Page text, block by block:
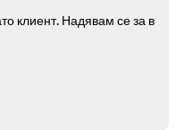
клиент. Надявам се за в